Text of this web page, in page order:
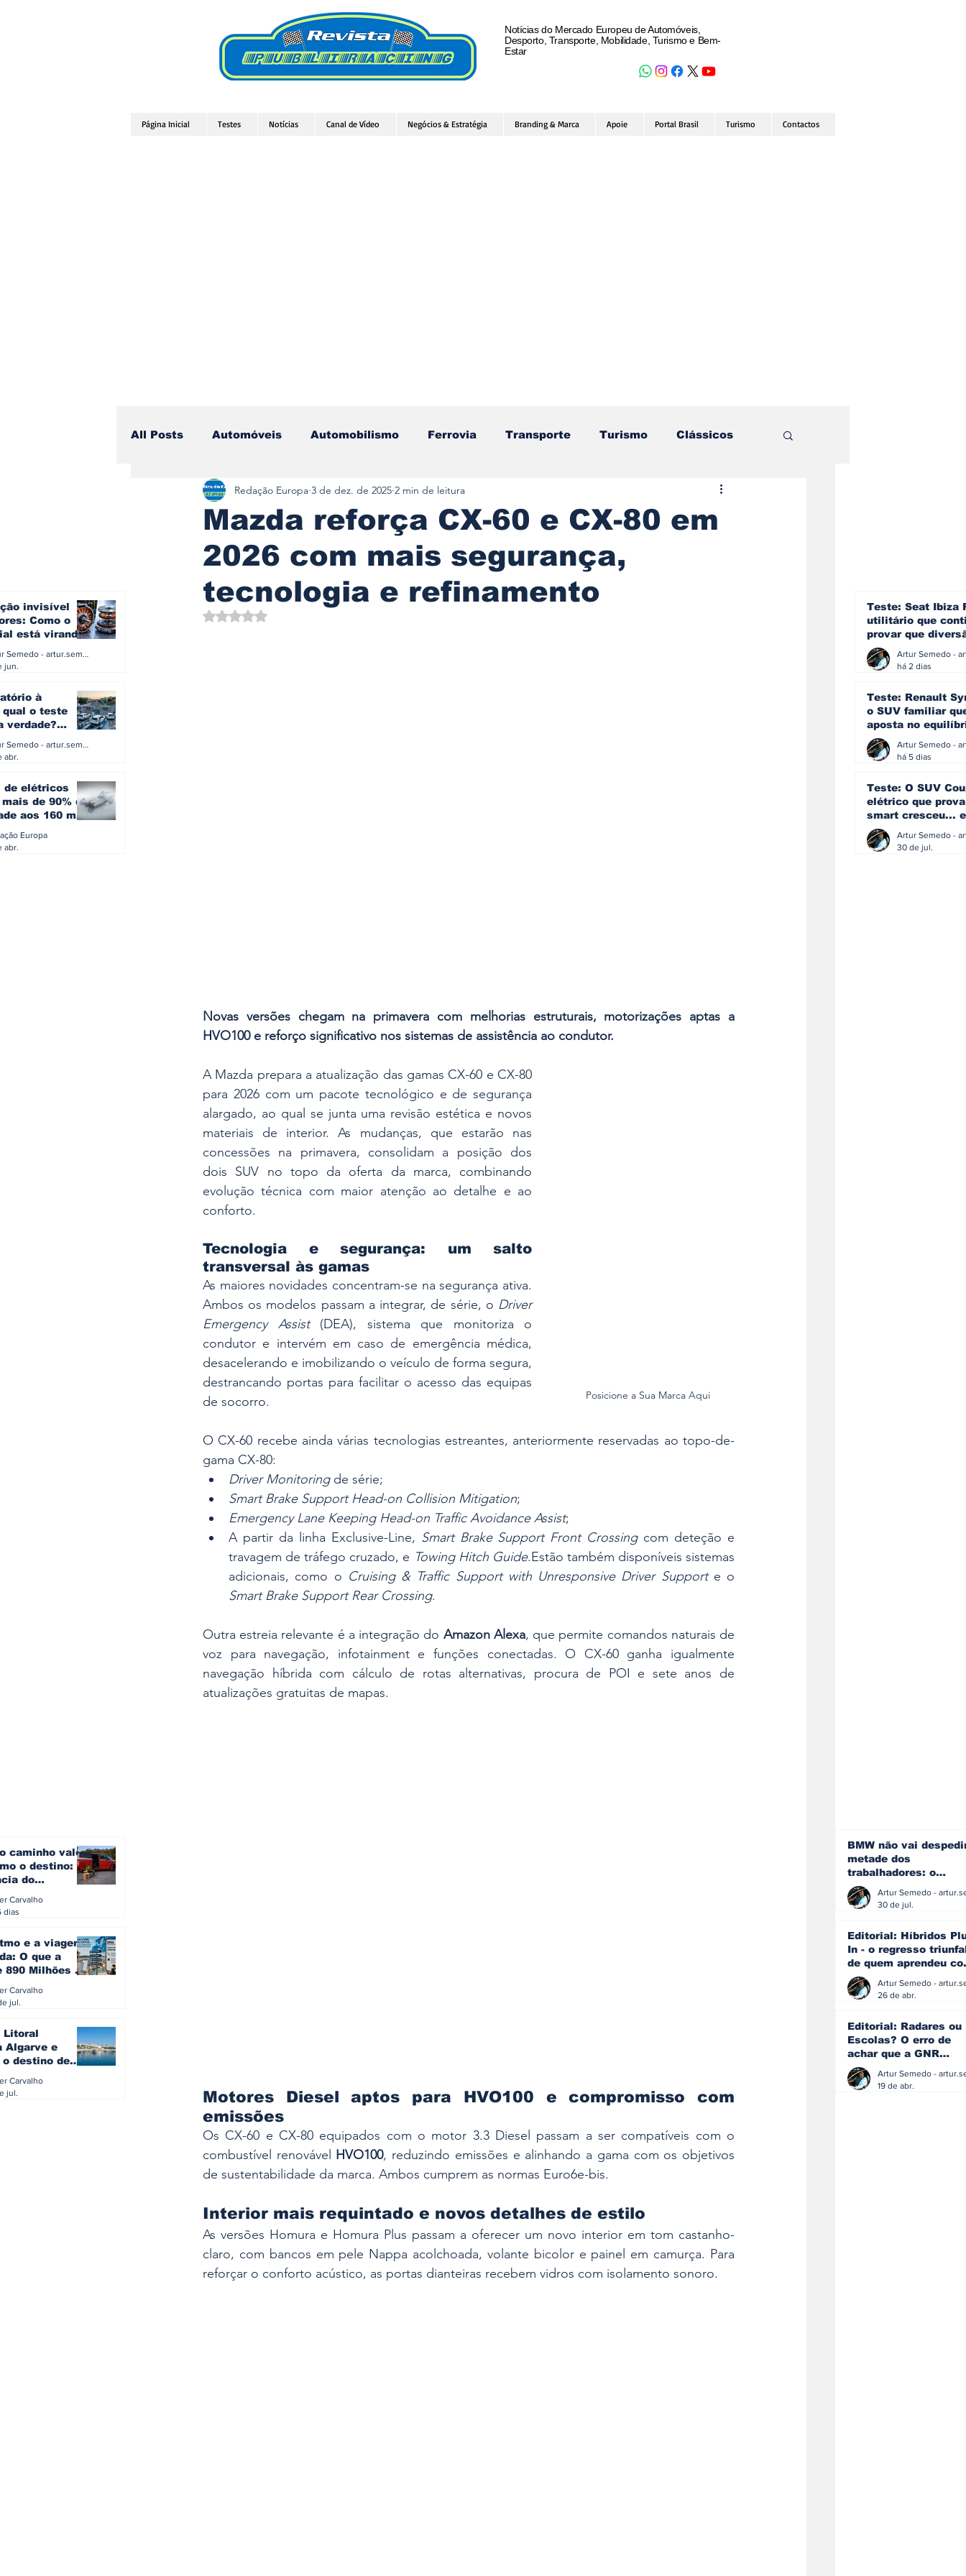
Notícias do Mercado Europeu de Automóveis,
Desporto, Transporte, Mobilidade, Turismo e Bem-
Estar
Página Inicial Testes Notícias Canal de Vídeo Negócios & Estratégia Branding & Marca Apoie Portal Brasil Turismo Contactos
invisível
Como o
está virando
Artur Semedo - artur.semedo@publiracing.pt
jun.
à
qual o teste
verdade?
Artur Semedo - artur.semedo@publiracing.pt
abr.
de elétricos
de 90% da
aos 160 mil
Europa
abr.
All Posts Automóveis Automobilismo Ferrovia Transporte Turismo Clássicos
Camiões Lazer Aviação Motos Autocarros Testes e Comparativos
Branding & Estratégia Componentes Gastronomia Videojogos/Tecnologia
Editorial
Mazda reforça CX-60 e CX-80 em
2026 com mais segurança,
tecnologia e refinamento
Redação Europa 3 de dez. de 2025 2 min de leitura
Avaliado com NaN de 5 estrelas.
Novas versões chegam na primavera com melhorias estruturais, motorizações aptas a
HVO100 e reforço significativo nos sistemas de assistência ao condutor.
Posicione a Sua Marca Aqui
A Mazda prepara a atualização das gamas CX-60 e CX-80
para 2026 com um pacote tecnológico e de segurança
alargado, ao qual se junta uma revisão estética e novos
materiais de interior. As mudanças, que estarão nas
concessões na primavera, consolidam a posição dos
dois SUV no topo da oferta da marca, combinando
evolução técnica com maior atenção ao detalhe e ao
conforto.
Tecnologia e segurança: um salto
transversal às gamas
As maiores novidades concentram-se na segurança ativa.
Ambos os modelos passam a integrar, de série, o Driver
Emergency Assist (DEA), sistema que monitoriza o
condutor e intervém em caso de emergência médica,
desacelerando e imobilizando o veículo de forma segura,
destrancando portas para facilitar o acesso das equipas
de socorro.
O CX-60 recebe ainda várias tecnologias estreantes, anteriormente reservadas ao topo-de-
gama CX-80:
Driver Monitoring de série;
Smart Brake Support Head-on Collision Mitigation;
Emergency Lane Keeping Head-on Traffic Avoidance Assist;
A partir da linha Exclusive-Line, Smart Brake Support Front Crossing com deteção e
travagem de tráfego cruzado, e Towing Hitch Guide.Estão também disponíveis sistemas
adicionais, como o Cruising & Traffic Support with Unresponsive Driver Support
Smart Brake Support Rear Crossing.
Outra estreia relevante é a integração do Amazon Alexa, que permite comandos naturais de
voz para navegação, infotainment e funções conectadas. O CX-60 ganha igualmente
navegação híbrida com cálculo de rotas alternativas, procura de POI e sete anos de
atualizações gratuitas de mapas.
Motores Diesel aptos para HVO100 e compromisso com
emissões
Os CX-60 e CX-80 equipados com o motor 3.3 Diesel passam a ser compatíveis com o
combustível renovável HVO100, reduzindo emissões e alinhando a gama com os objetivos
de sustentabilidade da marca. Ambos cumprem as normas Euro6e-bis.
Interior mais requintado e novos detalhes de estilo
As versões Homura e Homura Plus passam a oferecer um novo interior em tom castanho-
claro, com bancos em pele Nappa acolchoada, volante bicolor e painel em camurça. Para
reforçar o conforto acústico, as portas dianteiras recebem vidros com isolamento sonoro.
caminho vale
o destino: a
do
europeu
Carvalho
dias
e a viagem
O que a
890 Milhões à
do turista na
Carvalho
jul.
Litoral
Algarve e
o destino de
Carvalho
jul.
Teste: Seat Ibiza
utilitário que
provar que
eficiência e
simplicidade
há 2 dias
Teste: Renault
o SUV familiar
aposta no
ainda acredita na
manualhá 5 dias
Teste: O SUV
elétrico que
smart cresceu... e
amadureceu
30 de jul.
BMW não vai
metade dos
trabalhadores: o
problema é o
que muitos decidiram
30 de jul.
Editorial: Híbridos
In - o regresso
de quem aprendeu
os erros do passado
26 de abr.
Editorial: Radares ou
Escolas? O erro de
achar que a GNR
resolve o que a
educação falhou
19 de abr.